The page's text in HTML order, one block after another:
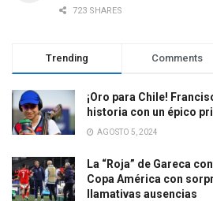
723 SHARES
Trending Comments
¡Oro para Chile!
historia con un épico
AGOSTO 5, 2024
La “Roja” de Gareca
Copa América con
llamativas ausencias